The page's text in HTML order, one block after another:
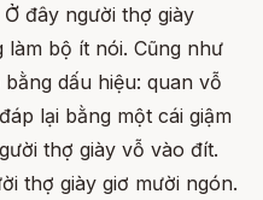
đây người thợ giày
làm bộ ít nói. Cũng như
dấu hiệu: quan vỗ
lại bằng một cái giậm
thợ giày vỗ vào đít.
thợ giày giơ mười ngón.